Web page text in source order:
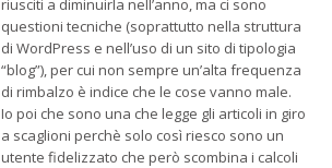
riusciti a diminuirla nell’anno, ma ci sono
questioni tecniche (soprattutto nella struttura
di WordPress e nell’uso di un sito di tipologia
“blog”), per cui non sempre un’alta frequenza
di rimbalzo è indice che le cose vanno male.
Io poi che sono una che legge gli articoli in giro
a scaglioni perchè solo così riesco sono un
utente fidelizzato che però scombina i calcoli